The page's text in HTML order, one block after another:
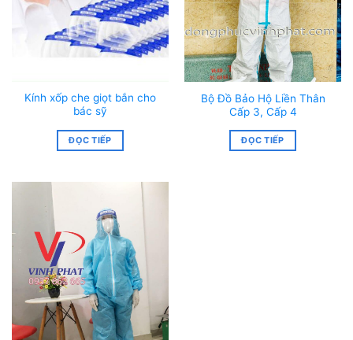
Kính xốp che giọt bắn cho
bác sỹ
ĐỌC TIẾP
Bộ Đồ Bảo Hộ Liền Thân
Cấp 3, Cấp 4
ĐỌC TIẾP